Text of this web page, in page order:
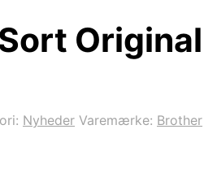
Nyheder Varemærke: Brother